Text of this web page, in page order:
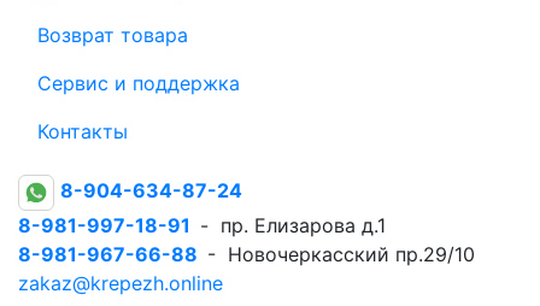
Возврат товара
Сервис и поддержка
Контакты
8-904-634-87-24
8-981-997-18-91 - пр. Елизарова д.1
8-981-967-66-88 - Новочеркасский пр.29/10
zakaz@krepezh.online